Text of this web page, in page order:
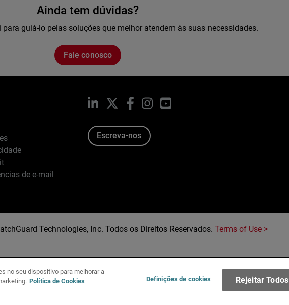
Ainda tem dúvidas?
guiá-lo pelas soluções que melhor atendem às suas necessidades.
Fale conosco
de e-mail
LinkedIn Facebook
InstagramYouTube
Escreva-nos
Technologies, Inc. Todos os Direitos Reservados.Terms of Use >
no seu dispositivo para melhorar a
Política de Cookies Definições de cookies Rejeitar Todos